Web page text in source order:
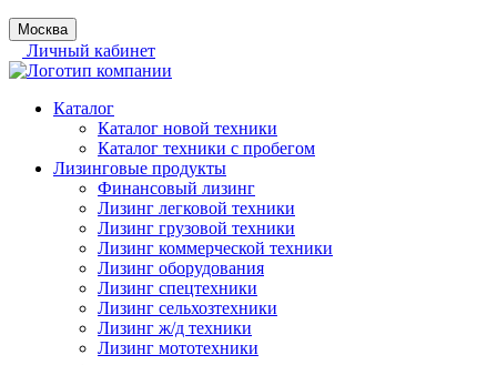
Москва
Личный кабинет
Каталог
Каталог новой техники
Каталог техники с пробегом
Лизинговые продукты
Финансовый лизинг
Лизинг легковой техники
Лизинг грузовой техники
Лизинг коммерческой техники
Лизинг оборудования
Лизинг спецтехники
Лизинг сельхозтехники
Лизинг ж/д техники
Лизинг мототехники